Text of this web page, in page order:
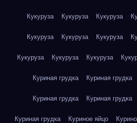
Кукуруза Кукуруза Кукуруза
Кукуруза Кукуруза Кукуруза
Кукуруза Кукуруза Кукуруза
Куриная грудка Куриная грудка
Куриная грудка Куриная грудка
Куриная грудка Куриное яйцо